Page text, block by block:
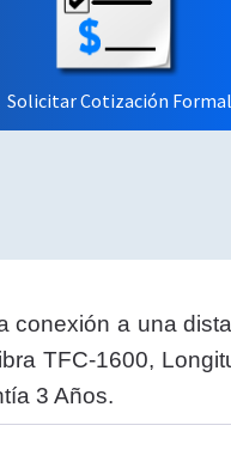
Solicitar Cotización Formal
conexión a una
TFC-1600,
3 Años.